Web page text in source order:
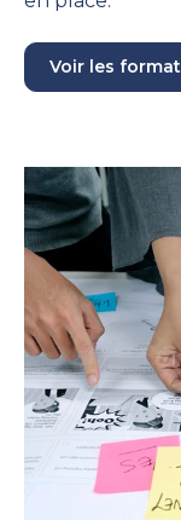
Voir les